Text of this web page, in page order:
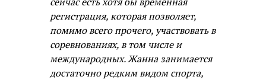
регистрация, которая позволяет,
помимо всего прочего, участвовать в
соревнованиях, в том числе и
международных. Жанна занимается
достаточно редким видом спорта,